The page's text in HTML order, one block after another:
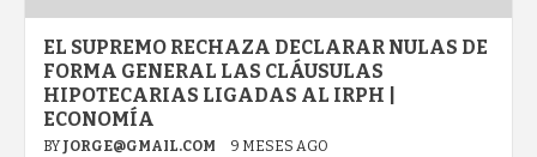
EL SUPREMO RECHAZA DECLARAR NULAS DE
FORMA GENERAL LAS CLÁUSULAS
HIPOTECARIAS LIGADAS AL IRPH |
ECONOMÍA
BY JORGE@GMAIL.COM 9 MESES AGO